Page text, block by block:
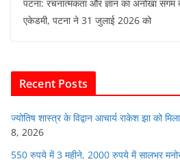
c
o
o
k
itt at
p
ai k
पटना: रचनात्मकता और ज्ञान का अनोखा
एकेडमी, पटना ने 31 जुलाई 2026 को
Recent Posts
ज्योतिष शास्त्र के विद्वान आचार्य राकेश झा को
8, 2026
550 रुपये में 3 महीने, 2000 रुपये में सालभर